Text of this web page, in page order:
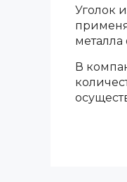
Уголок
металла
В